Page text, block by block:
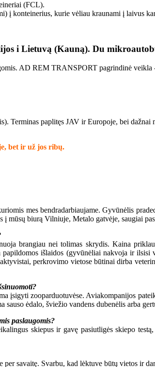
(FCL).
į konteinerius, kurie vėliau kraunami į laivus
i Lietuvą (Kauną). Du
AD REM TRANSPORT pagrindinė
Terminas paplitęs JAV ir Europoje, bei dažnai
bet ir už jos ribų.
mes bendradarbiaujame. Gyvūnėlis
į mūsų biurą Vilniuje, Metalo gatvėje, saugiai
brangiau nei tolimas skrydis. Kaina
išlaidos (gyvūnėliai nakvoja ir
aktyvistai, perkrovimo vietose būtinai dirba
įsigyti zooparduotuvėse. Aviakompanijos
ėdalo, šviežio vandens dubenėlis arba
paslaugomis?
skiepus ir gavę pasiutligės skiepo
savaitę. Svarbu, kad lėktuve būtų vietos ir